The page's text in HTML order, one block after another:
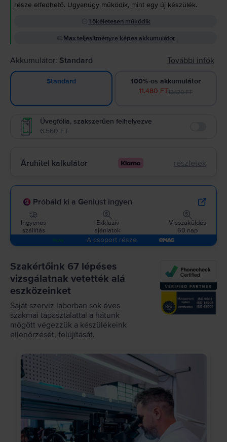
része elfedhető. Ugyanúgy működik, mint egy új készülék.
Tökéletesen működik
Max teljesítményre képes akkumulátor
Akkumulátor: Standard További infók
Standard
100%-os akkumulátor
11.480 FT13.120 FT
Üvegfólia, szakszerűen felhelyezve
6.560 FT
Áruhitel kalkulátor részletek
Próbáld ki a Geniust ingyen
Ingyenes
szállítás
Exkluzív
ajánlatok
Visszaküldés
60 nap
A csoport része
Szakértőink 67 lépéses
vizsgálatnak vetették alá
eszközeinket
Saját szerviz laborban sok éves
szakmai tapasztalattal a hátunk
mögött végezzük a készülékeink
ellenőrzését, felújítását.